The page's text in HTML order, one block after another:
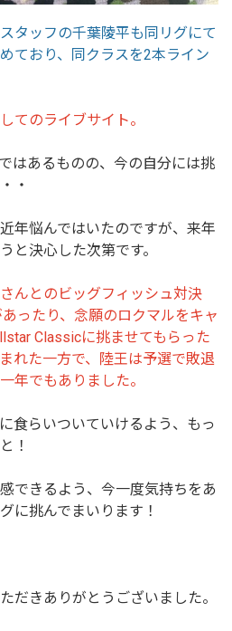
タッフの千葉陵平も同リグにて
ており、同クラスを2本ライン
てのライブサイト。
はあるものの、今の自分には挑
・
年悩んではいたのですが、来年
と決心した次第です。
んとのビッグフィッシュ対決
あったり、念願のロクマルをキャ
Classicに挑ませてもらった
れた一方で、陸王は予選で敗退
年でもありました。
食らいついていけるよう、もっ
！
できるよう、今一度気持ちをあ
に挑んでまいります！
だきありがとうございました。